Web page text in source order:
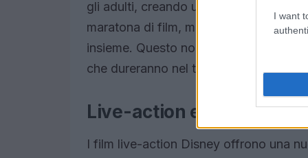
I want
gli adulti, creando un’atmosfera di
maratona di film, magari sfidando i
insieme. Questo non solo rende la
che dureranno nel tempo.
Live-action e serie per
I film live-action Disney offrono una